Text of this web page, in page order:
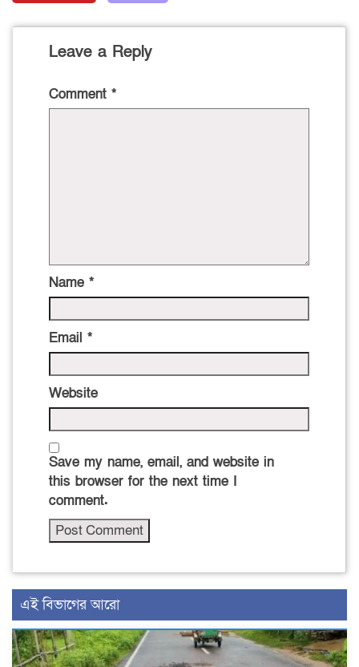
Leave a Reply
Comment *
Name *
Email *
Website
Save my name, email, and website in
this browser for the next time I
comment.
এই বিভাগের আরো